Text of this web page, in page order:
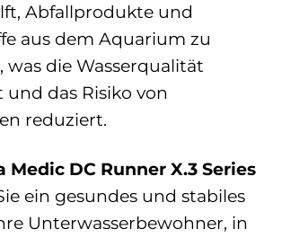
Abfallprodukte und
aus dem Aquarium zu
was die Wasserqualität
und das Risiko von
reduziert.
Medic DC Runner X.3 Series
ein gesundes und stabiles
Unterwasserbewohner, in